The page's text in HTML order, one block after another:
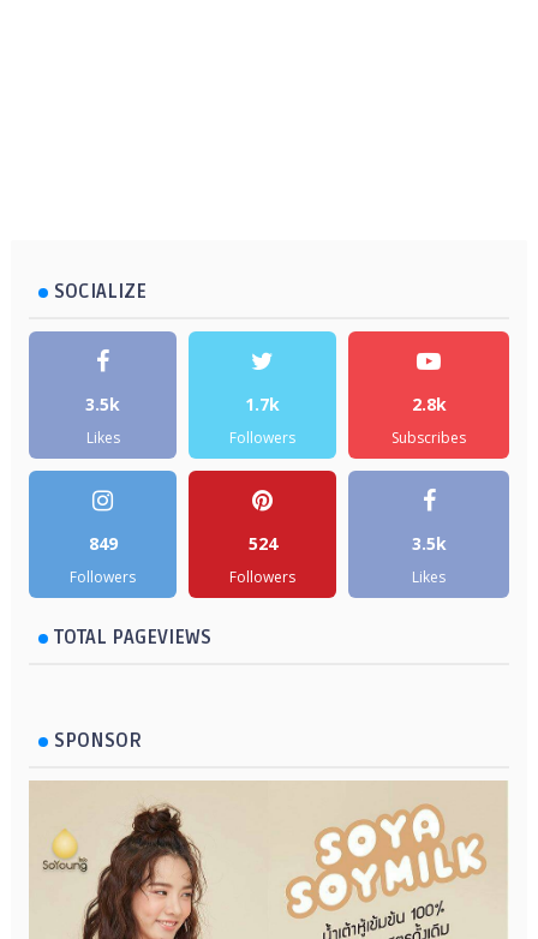
SOCIALIZE
3.5k
Likes
1.7k
Followers
2.8k
Subscribes
849
Followers
524
Followers
3.5k
Likes
TOTAL PAGEVIEWS
SPONSOR